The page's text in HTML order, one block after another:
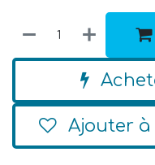
Ajouter